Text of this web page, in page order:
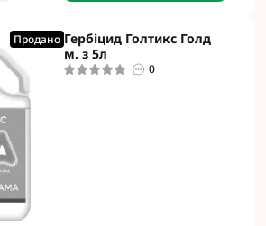
Продано Гербіцид Голтикс Голд
м. з 5л
0